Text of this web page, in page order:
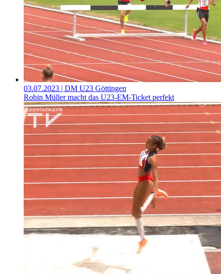
03.07.2023 | DM U23 Göttingen
Robin Müller macht das U23-EM-Ticket perfekt